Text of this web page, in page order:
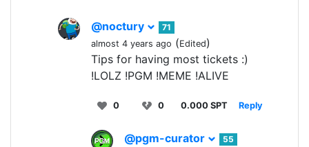
@noctury
71
almost 4 years ago (Edited)
Tips for having most tickets :)
!LOLZ !PGM !MEME !ALIVE
0 0 0.000 SPT Reply
@pgm-curator
55